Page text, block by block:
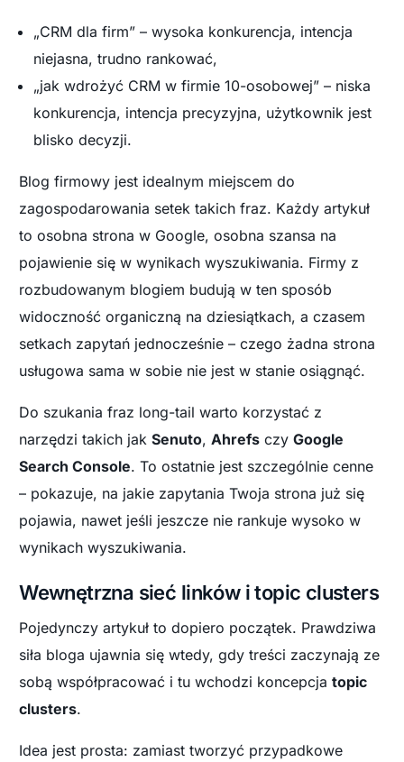
„CRM dla firm” – wysoka konkurencja, intencja
niejasna, trudno rankować,
„jak wdrożyć CRM w firmie 10-osobowej” – niska
konkurencja, intencja precyzyjna, użytkownik jest
blisko decyzji.
Blog firmowy jest idealnym miejscem do
zagospodarowania setek takich fraz. Każdy artykuł
to osobna strona w Google, osobna szansa na
pojawienie się w wynikach wyszukiwania. Firmy z
rozbudowanym blogiem budują w ten sposób
widoczność organiczną na dziesiątkach, a czasem
setkach zapytań jednocześnie – czego żadna strona
usługowa sama w sobie nie jest w stanie osiągnąć.
Do szukania fraz long-tail warto korzystać z
narzędzi takich jakSenuto,Ahrefs czyGoogle
Search Console. To ostatnie jest szczególnie cenne
– pokazuje, na jakie zapytania Twoja strona już się
pojawia, nawet jeśli jeszcze nie rankuje wysoko w
wynikach wyszukiwania.
Wewnętrzna sieć linków i topic clusters
Pojedynczy artykuł to dopiero początek. Prawdziwa
siła bloga ujawnia się wtedy, gdy treści zaczynają ze
sobą współpracować i tu wchodzi koncepcjatopic
clusters.
Idea jest prosta: zamiast tworzyć przypadkowe